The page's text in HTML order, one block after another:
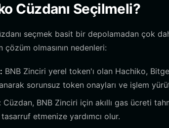
Cüzdanı Seçilmeli?
seçmek basit bir depolamadan çok
olmasının nedenleri:
BNB Zinciri yerel token'ı olan Hachiko,
sorunsuz token onayları ve işlem
Cüzdan, BNB Zinciri için akıllı gas ücreti
etmenize yardımcı olur.